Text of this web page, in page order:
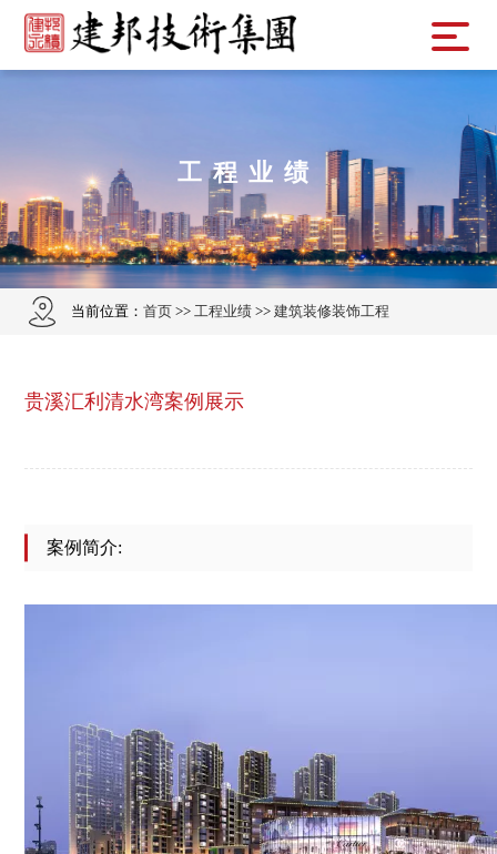
工程业绩
当前位置：首页 >>工程业绩 >>建筑装修装饰工程
贵溪汇利清水湾案例展示
案例简介: